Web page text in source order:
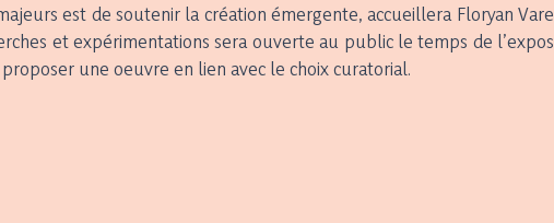
est de soutenir la création émergente, accueillera Floryan
et expérimentations sera ouverte au public le temps de
une oeuvre en lien avec le choix curatorial.